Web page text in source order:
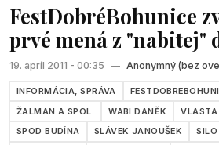
FestDobréBohunice
prvé mená z "nabitej"
19. apríl 2011 - 00:35 — Anonymný (bez
INFORMÁCIA, SPRÁVA
ŽALMAN A SPOL.
WABI DANĚK VLASTA
SPOD BUDÍNA
SLÁVEK JANOUŠEK